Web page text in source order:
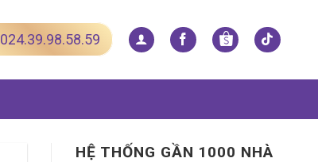
024.39.98.58.59
HỆ THỐNG GẦN 1000 NHÀ